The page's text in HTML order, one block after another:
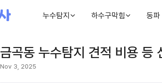
누수탐지 하수구막힘 동파
금곡동 누수탐지 견적 비용 등
Nov 3, 2025